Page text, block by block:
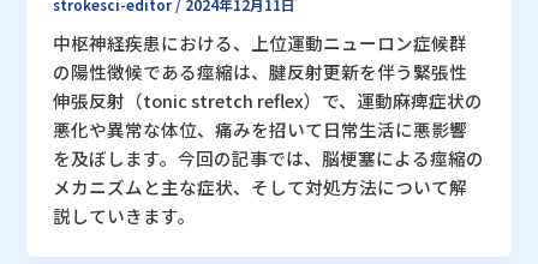
strokesci-editor / 2024年12月11日
中枢神経疾患における、上位運動ニューロン症候群
の陽性徴候である痙縮は、腱反射更新を伴う緊張性
伸張反射（tonic stretch reflex）で、運動麻痺症状の
悪化や異常な体位、痛みを招いて日常生活に悪影響
を及ぼします。今回の記事では、脳梗塞による痙縮の
メカニズムと主な症状、そして対処方法について解
説していきます。